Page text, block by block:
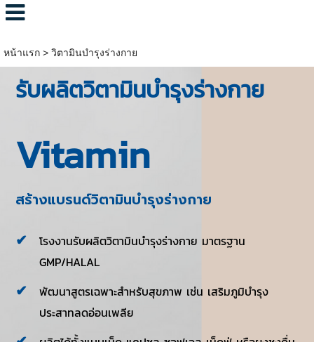
หน้าแรก> วิตามินบำรุงร่างกาย
รับผลิตวิตามินบำรุงร่างกาย
Vitamin
สร้างแบรนด์วิตามินบำรุงร่างกาย
โรงงานรับผลิตวิตามินบำรุงร่างกาย มาตรฐาน
GMP/HALAL
พัฒนาสูตรเฉพาะสำหรับสุขภาพ เช่น เสริมภูมิบำรุง
ประสาทลดอ่อนเพลีย